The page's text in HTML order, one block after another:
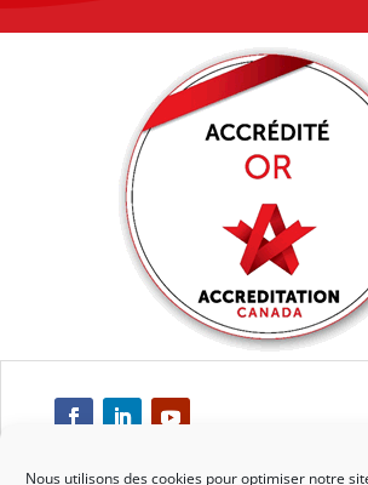
Nous utilisons des cookies pour optimiser notre